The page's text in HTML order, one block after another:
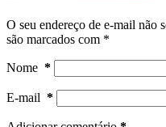
O seu endereço de e-mail não
são marcados com *
Nome *
E-mail *